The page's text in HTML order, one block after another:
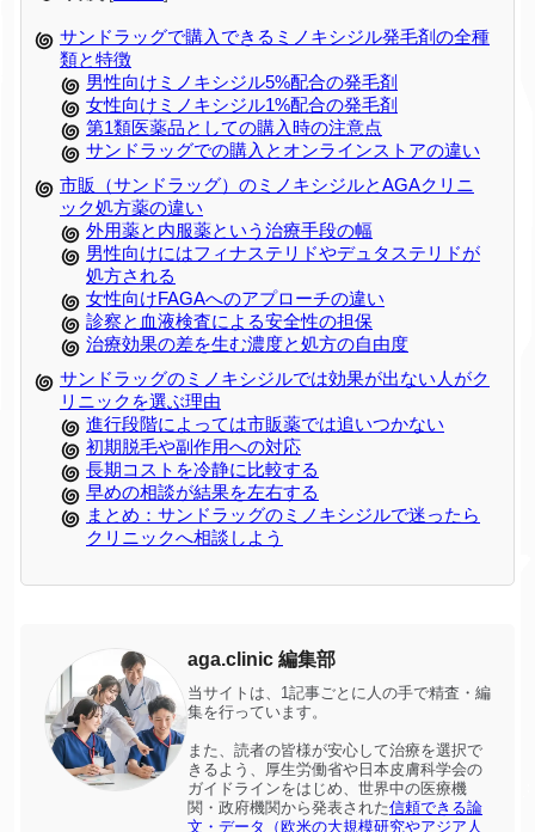
サンドラッグで購入できるミノキシジル発毛剤の全種
類と特徴
男性向けミノキシジル5%配合の発毛剤
女性向けミノキシジル1%配合の発毛剤
第1類医薬品としての購入時の注意点
サンドラッグでの購入とオンラインストアの違い
市販（サンドラッグ）のミノキシジルとAGAクリニ
ック処方薬の違い
外用薬と内服薬という治療手段の幅
男性向けにはフィナステリドやデュタステリドが
処方される
女性向けFAGAへのアプローチの違い
診察と血液検査による安全性の担保
治療効果の差を生む濃度と処方の自由度
サンドラッグのミノキシジルでは効果が出ない人がク
リニックを選ぶ理由
進行段階によっては市販薬では追いつかない
初期脱毛や副作用への対応
長期コストを冷静に比較する
早めの相談が結果を左右する
まとめ：サンドラッグのミノキシジルで迷ったら
クリニックへ相談しよう
aga.clinic 編集部
当サイトは、1記事ごとに人の手で精査・編
集を行っています。
また、読者の皆様が安心して治療を選択で
きるよう、厚生労働省や日本皮膚科学会の
ガイドラインをはじめ、世界中の医療機
関・政府機関から発表された信頼できる論
文・データ（欧米の大規模研究やアジア人